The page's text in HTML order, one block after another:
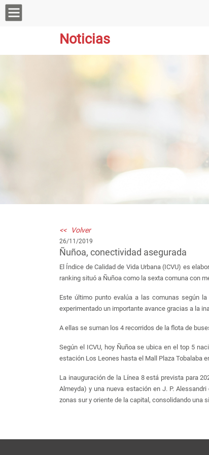
Noticias
<< Volver
26/11/2019
Ñuñoa, conectividad asegurada
El Índice de Calidad de Vida Urbana (ICVU) es
ranking situó a Ñuñoa como la sexta comuna con
Este último punto evalúa a las comunas según
experimentado un importante avance gracias a la
A ellas se suman los 4 recorridos de la flota de
Según el ICVU, hoy Ñuñoa se ubica en el top 5
estación Los Leones hasta el Mall Plaza Tobalaba
La inauguración de la Línea 8 está prevista para
Almeyda) y una nueva estación en J. P.
zonas sur y oriente de la capital, consolidando una